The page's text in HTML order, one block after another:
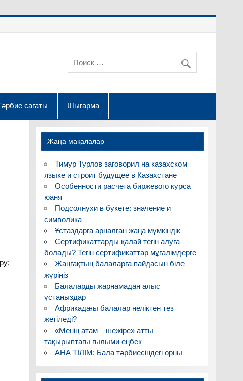
сағаты Шығарма
Жаңа мақалалар
Тимур Турлов заговорил на казахском
языке и строит будущее в Казахстане
Особенности расчета биржевого курса
юаня
Подсолнухи в букете: значение и
символика
Ұстаздарға арналған жаңа мүмкіндік
Сертификаттарды қалай тегін алуға
болады? Тегін сертификаттар мұғалімдерге
Жаңғақтың балаларға пайдасын біле
жүріңіз
Балаларды жарнамадан алыс
ұстаңыздар
Африкадағы балалар неліктен тез
жетіледі?
«Менің атам – шежіре» атты
тақырыптағы ғылыми еңбек
АНА ТІЛІМ: Бала тәрбиесіндегі орны